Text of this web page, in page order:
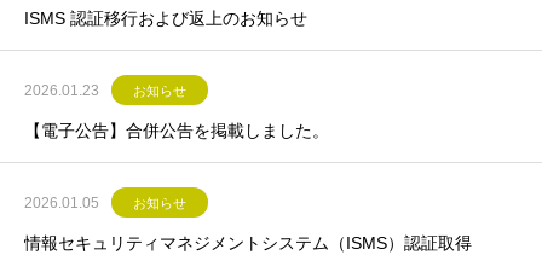
ISMS 認証移行および返上のお知らせ
2026.01.23 お知らせ
【電子公告】合併公告を掲載しました。
2026.01.05 お知らせ
情報セキュリティマネジメントシステム（ISMS）認証取得